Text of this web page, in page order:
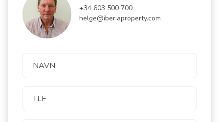
+34 603 500 700
helge@iberiaproperty.com